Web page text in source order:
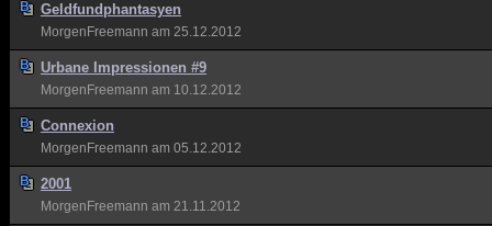
Geldfundphantasyen
MorgenFreemann am 25.12.2012
Urbane Impressionen #9
MorgenFreemann am 10.12.2012
Connexion
MorgenFreemann am 05.12.2012
2001
MorgenFreemann am 21.11.2012